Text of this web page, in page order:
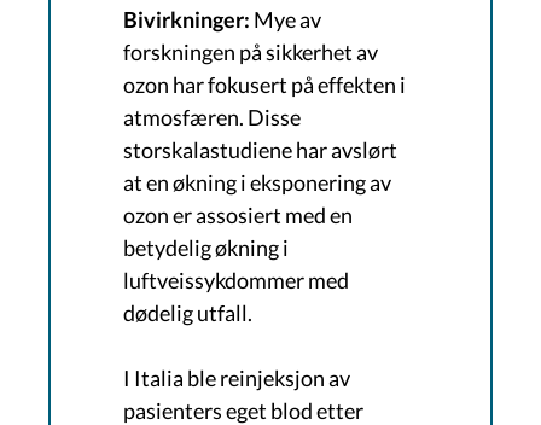
Bivirkninger: Mye av
forskningen på sikkerhet av
ozon har fokusert på effekten i
atmosfæren. Disse
storskalastudiene har avslørt
at en økning i eksponering av
ozon er assosiert med en
betydelig økning i
luftveissykdommer med
dødelig utfall.
I Italia ble reinjeksjon av
pasienters eget blod etter